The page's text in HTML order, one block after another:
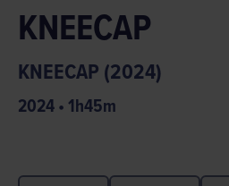
KNEECAP
KNEECAP (2024)
2024•1h45m